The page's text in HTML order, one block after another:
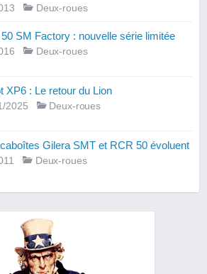
Deux-roues
SM Factory : nouvelle série limitée
Deux-roues
XP6 : Le retour du Lion
2025 Deux-roues
Gilera SMT et RCR 50 évoluent
Deux-roues